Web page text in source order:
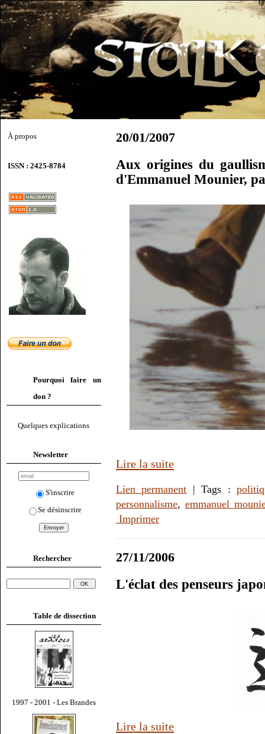
À propos
ISSN : 2425-8784
Pourquoi faire un
don ?
Quelques explications
Newsletter
S'inscrire
Se désinscrire
Rechercher
Table de dissection
1997 - 2001 - Les Brandes
20/01/2007
Aux origines du
d'Emmanuel Mounier,
Lire la suite
Lien permanent | Tags :
personnalisme, emmanuel
Imprimer
27/11/2006
L'éclat des penseurs
Lire la suite